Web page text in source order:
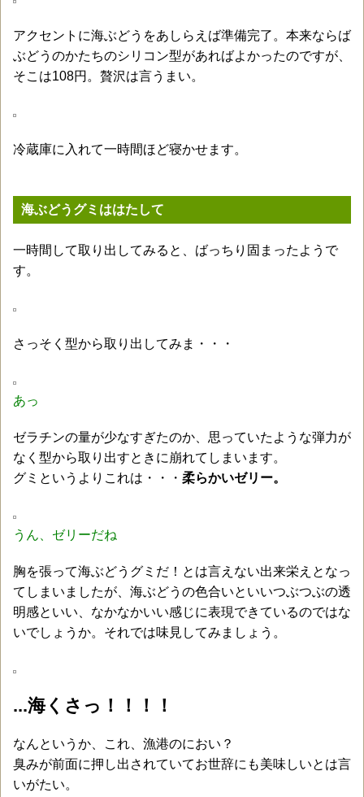
アクセントに海ぶどうをあしらえば準備完了。本来ならば
ぶどうのかたちのシリコン型があればよかったのですが、
そこは108円。贅沢は言うまい。
冷蔵庫に入れて一時間ほど寝かせます。
海ぶどうグミははたして
一時間して取り出してみると、ばっちり固まったようで
す。
さっそく型から取り出してみま・・・
あっ
ゼラチンの量が少なすぎたのか、思っていたような弾力が
なく型から取り出すときに崩れてしまいます。
グミというよりこれは・・・ 柔らかいゼリー。
うん、ゼリーだね
胸を張って海ぶどうグミだ！とは言えない出来栄えとなっ
てしまいましたが、海ぶどうの色合いといいつぶつぶの透
明感といい、なかなかいい感じに表現できているのではな
いでしょうか。それでは味見してみましょう。
...海くさっ！！！！
なんというか、これ、漁港のにおい？
臭みが前面に押し出されていてお世辞にも美味しいとは言
いがたい。